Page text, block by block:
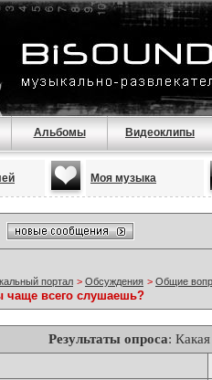
Альбомы Видеоклипы
Моя музыка
портал > Обсуждения > Общие
чаще всего слушаешь?
Результаты опроса: